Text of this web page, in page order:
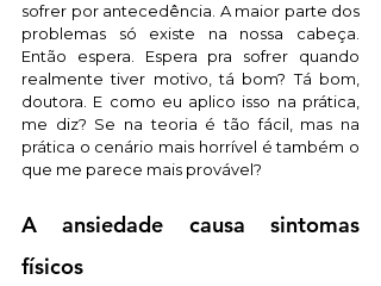
sofrer por antecedência. A maior parte dos
problemas só existe na nossa cabeça.
Então espera. Espera pra sofrer quando
realmente tiver motivo, tá bom? Tá bom,
doutora. E como eu aplico isso na prática,
me diz? Se na teoria é tão fácil, mas na
prática o cenário mais horrível é também o
que me parece mais provável?
A ansiedade causa sintomas
físicos